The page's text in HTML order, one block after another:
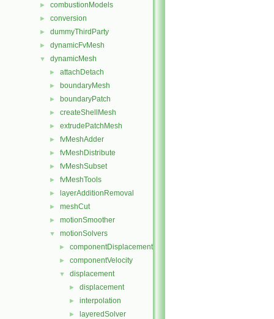
► combustionModels
► conversion
► dummyThirdParty
► dynamicFvMesh
▼ dynamicMesh
► attachDetach
► boundaryMesh
► boundaryPatch
► createShellMesh
► extrudePatchMesh
► fvMeshAdder
► fvMeshDistribute
► fvMeshSubset
► fvMeshTools
► layerAdditionRemoval
► meshCut
► motionSmoother
▼ motionSolvers
► componentDisplacement
► componentVelocity
▼ displacement
► displacement
► interpolation
► layeredSolver